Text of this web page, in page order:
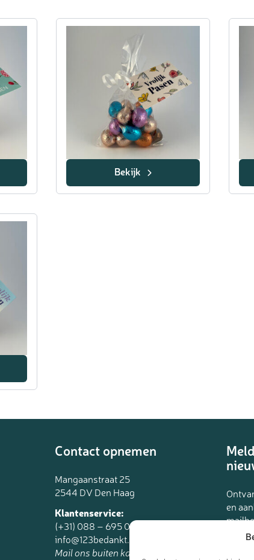
Bekijk
Contact opnemen
Mangaanstraat 25
2544 DV Den Haag
Klantenservice:
(+31) 088 – 695 06 95
info@123bedankt.nl
Mail ons buiten kantoortijden.
en